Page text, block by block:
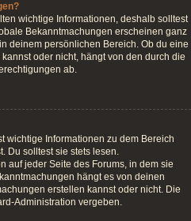
wichtige Informationen, deshalb solltest
Bekanntmachungen erscheinen ganz
deinem persönlichen Bereich. Ob du eine
oder nicht, hängt von den durch die
ab.
wichtige Informationen zu dem Bereich
Du solltest sie stets lesen.
auf jeder Seite des Forums, in dem sie
hängt es von deinen
erstellen kannst oder nicht. Die
Administration vergeben.